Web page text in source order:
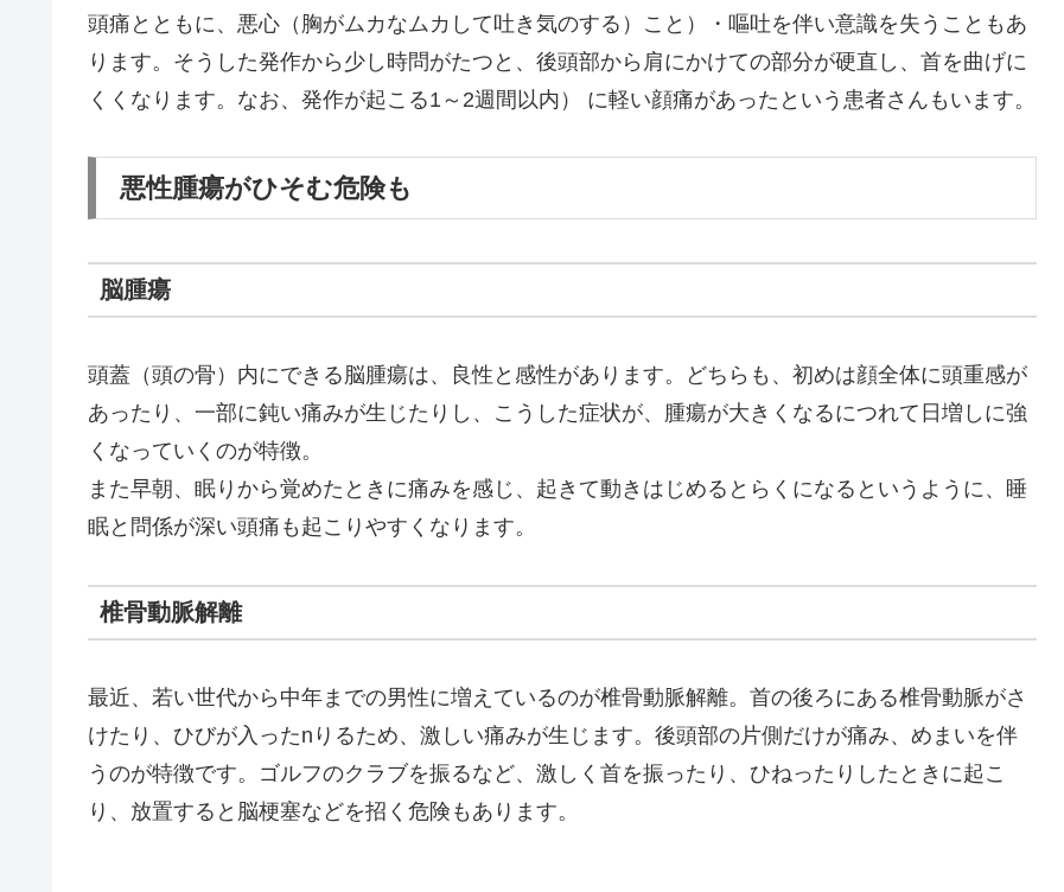
頭痛とともに、悪心（胸がムカなムカして吐き気のする）こと）・嘔吐を伴い意識を失うこともあ
ります。そうした発作から少し時問がたつと、後頭部から肩にかけての部分が硬直し、首を曲げに
くくなります。なお、発作が起こる1～2週間以内） に軽い顔痛があったという患者さんもいます。
悪性腫瘍がひそむ危険も
脳腫瘍
頭蓋（頭の骨）内にできる脳腫瘍は、良性と感性があります。どちらも、初めは顔全体に頭重感が
あったり、一部に鈍い痛みが生じたりし、こうした症状が、腫瘍が大きくなるにつれて日増しに強
くなっていくのが特徴。
また早朝、眠りから覚めたときに痛みを感じ、起きて動きはじめるとらくになるというように、睡
眠と問係が深い頭痛も起こりやすくなります。
椎骨動脈解離
最近、若い世代から中年までの男性に増えているのが椎骨動脈解離。首の後ろにある椎骨動脈がさ
けたり、ひびが入ったnりるため、激しい痛みが生じます。後頭部の片側だけが痛み、めまいを伴
うのが特徴です。ゴルフのクラブを振るなど、激しく首を振ったり、ひねったりしたときに起こ
り、放置すると脳梗塞などを招く危険もあります。